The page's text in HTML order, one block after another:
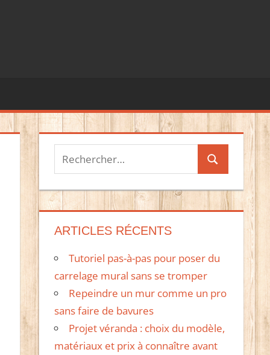
Recherche
pour :
Rechercher
ARTICLES RÉCENTS
Tutoriel pas-à-pas pour poser du
carrelage mural sans se tromper
Repeindre un mur comme un pro
sans faire de bavures
Projet véranda : choix du modèle,
matériaux et prix à connaître avant